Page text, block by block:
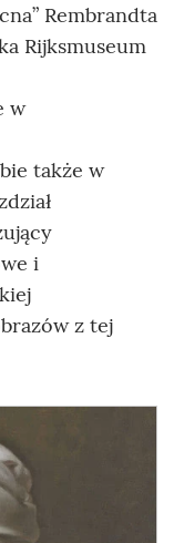
Rembrandta
Rijksmuseum
w
także w
i
z tej